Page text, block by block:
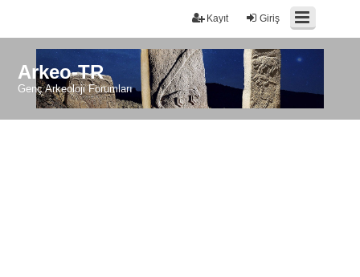
Giriş
Kayıt
Arkeo-TR
Genç Arkeoloji Forumları